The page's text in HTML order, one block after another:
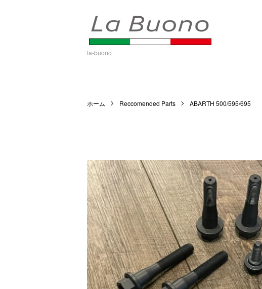
la-buono
ホーム Reccomended Parts ABARTH 500/595/695